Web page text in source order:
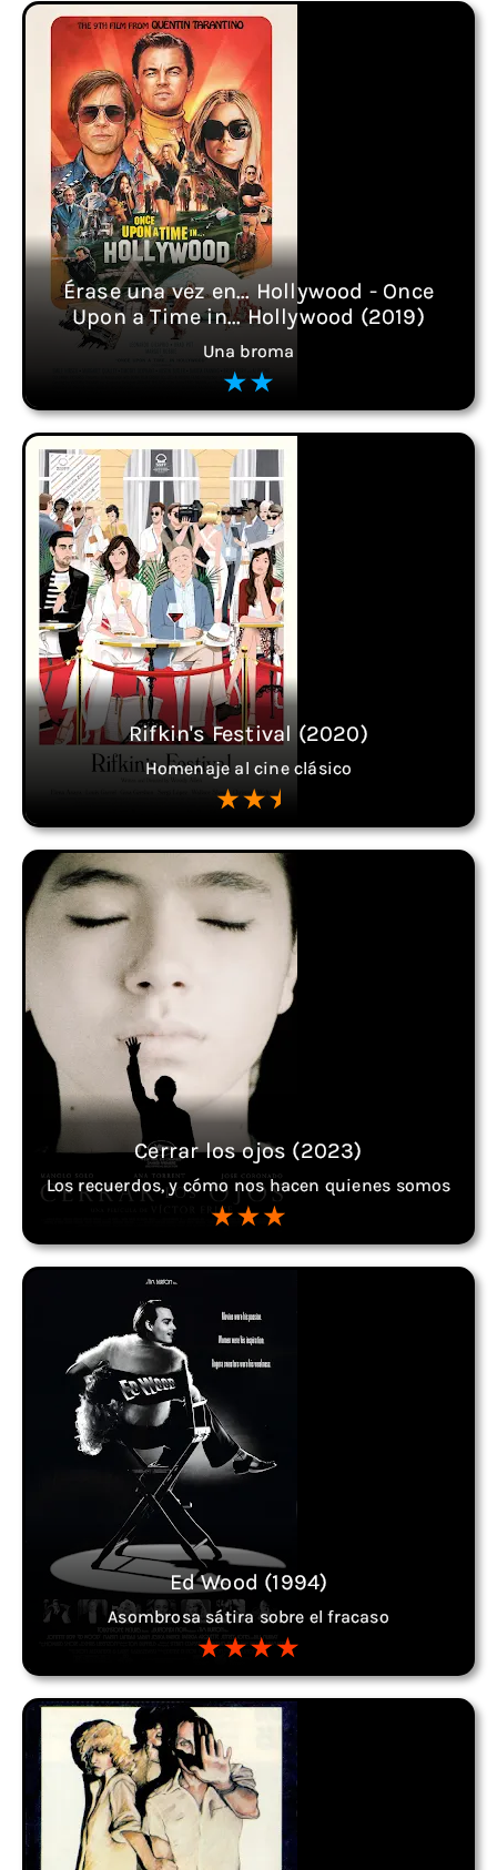
Érase una vez en... Hollywood - Once
Upon a Time in... Hollywood (2019)
Una broma
Rifkin's Festival (2020)
Homenaje al cine clásico
Cerrar los ojos (2023)
Los recuerdos, y cómo nos hacen quienes somos
Ed Wood (1994)
Asombrosa sátira sobre el fracaso